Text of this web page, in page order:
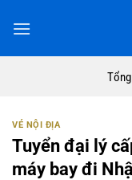
qua
VÉ NỘI ĐỊA
Tuyển đại lý
máy bay đi